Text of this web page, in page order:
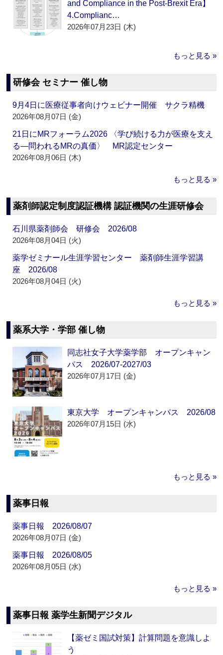
and Compliance in the Post-Brexit Era】
4.Complianc…
2026年07月23日 (木)
もっと見る »
研修会 セミナー 催し物
9月4日に医療従事者向けウェビナー開催 サクラ精機
2026年08月07日 (金)
21日にMRフォーラム2026 〈学び続ける力が医療を支え
る―問われるMRの真価〉 MR認定センター
2026年08月06日 (木)
もっと見る »
薬剤師認定制度認証機構 認証機関の生涯研修会
石川県薬剤師会 研修会 2026/08
2026年08月04日 (火)
薬学ゼミナール生涯学習センター 薬剤師生涯学習講
座 2026/08
2026年08月04日 (火)
もっと見る »
薬系大学・学部 催し物
同志社女子大学薬学部 オープンキャン
パス 2026/07-2027/03
2026年07月17日 (金)
東京大学 オープンキャンパス 2026/08
2026年07月15日 (水)
もっと見る »
薬事日報
薬事日報 2026/08/07
2026年08月07日 (金)
薬事日報 2026/08/05
2026年08月05日 (水)
もっと見る »
薬事日報 薬学生新聞デジタル
【薬ゼミ国試対策】計算問題を意識しよ
う